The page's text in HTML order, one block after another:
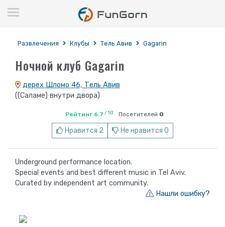
Развлечения Клубы Тель Авив Gagarin
Ночной клуб Gagarin
дерех Шломо 46, Тель Авив
((Саламе) внутри двора)
Рейтинг 6.7 / 10 Посетителей 0
Нравится 2 Не нравится 0
Underground performance location.
Special events and best different music in Tel Aviv.
Curated by independent art community.
Нашли ошибку?